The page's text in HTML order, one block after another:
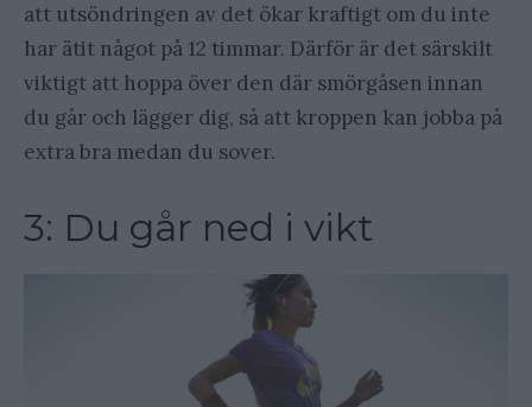
att utsöndringen av det ökar kraftigt om du inte
har ätit något på 12 timmar. Därför är det särskilt
viktigt att hoppa över den där smörgåsen innan
du går och lägger dig, så att kroppen kan jobba på
extra bra medan du sover.
3: Du går ned i vikt